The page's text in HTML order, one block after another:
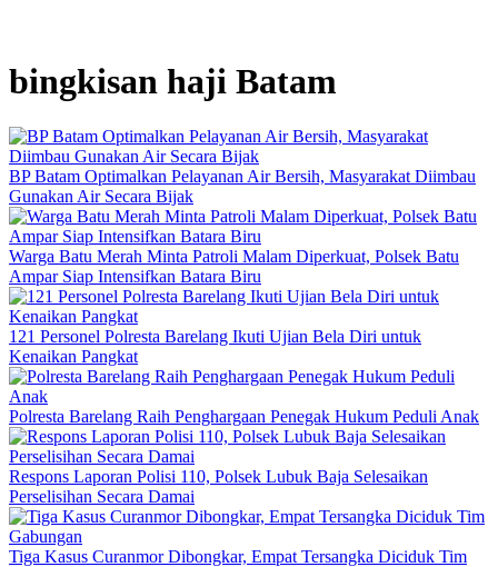
bingkisan haji Batam
BP Batam Optimalkan Pelayanan Air Bersih, Masyarakat Diimbau
Gunakan Air Secara Bijak
Warga Batu Merah Minta Patroli Malam Diperkuat, Polsek Batu
Ampar Siap Intensifkan Batara Biru
121 Personel Polresta Barelang Ikuti Ujian Bela Diri untuk
Kenaikan Pangkat
Polresta Barelang Raih Penghargaan Penegak Hukum Peduli Anak
Respons Laporan Polisi 110, Polsek Lubuk Baja Selesaikan
Perselisihan Secara Damai
Tiga Kasus Curanmor Dibongkar, Empat Tersangka Diciduk Tim